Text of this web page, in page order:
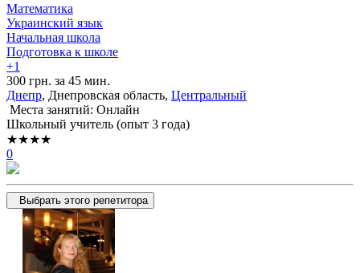
Математика
Украинский язык
Начальная школа
Подготовка к школе
+1
300 грн. за 45 мин.
Днепр, Днепровская область, Центральный
Места занятий: Онлайн
Школьный учитель (опыт 3 года)
★★★★
0
Выбрать этого репетитора